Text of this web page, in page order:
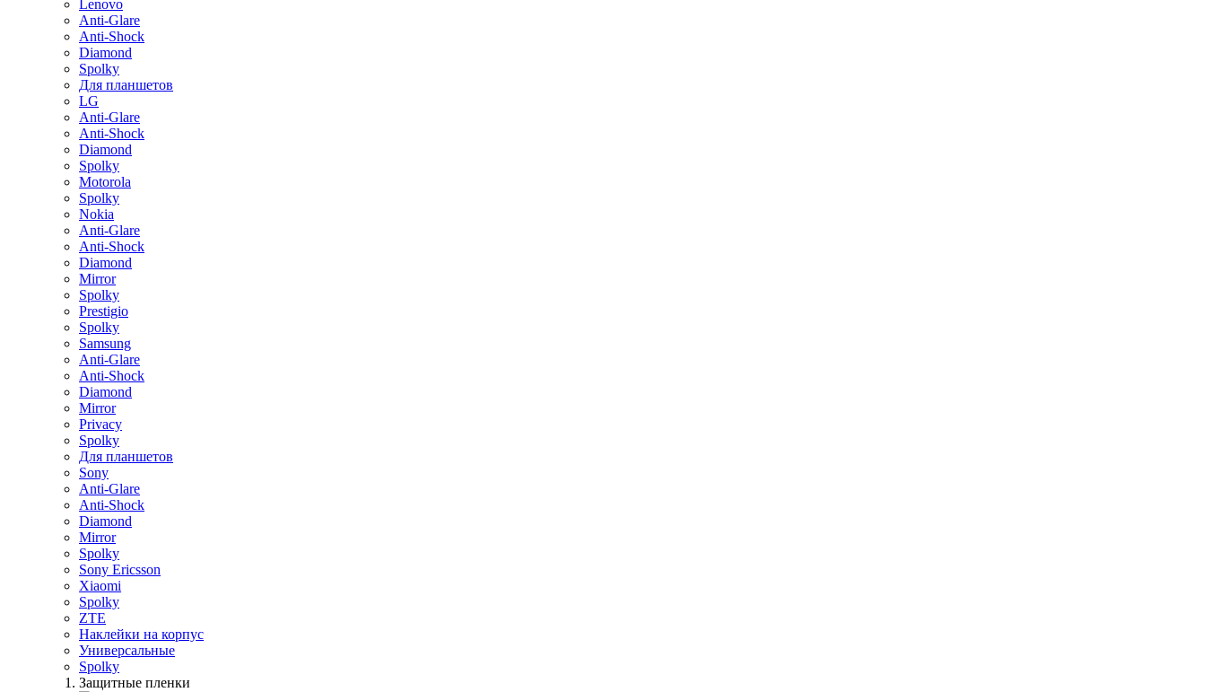
Lenovo
Anti-Glare
Anti-Shock
Diamond
Spolky
Для планшетов
LG
Anti-Glare
Anti-Shock
Diamond
Spolky
Motorola
Spolky
Nokia
Anti-Glare
Anti-Shock
Diamond
Mirror
Spolky
Prestigio
Spolky
Samsung
Anti-Glare
Anti-Shock
Diamond
Mirror
Privacy
Spolky
Для планшетов
Sony
Anti-Glare
Anti-Shock
Diamond
Mirror
Spolky
Sony Ericsson
Xiaomi
Spolky
ZTE
Наклейки на корпус
Универсальные
Spolky
Защитные пленки